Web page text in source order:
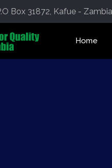
Box 31872, Kafue - Zambia
Home